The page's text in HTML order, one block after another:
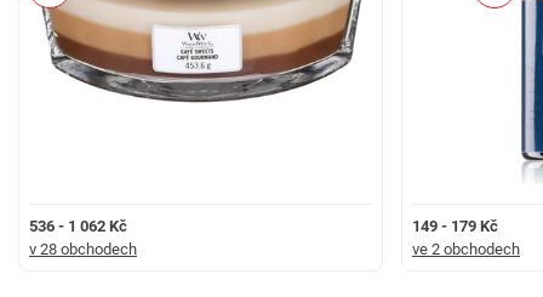
536 - 1 062 Kč
v 28 obchodech
149 - 179 Kč
ve 2 obchodech